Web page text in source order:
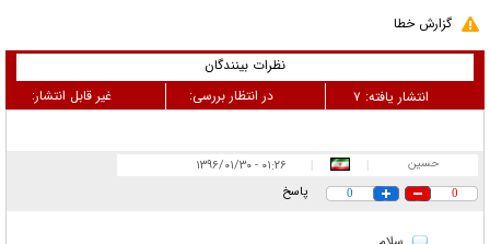
گزارش خطا
نظرات بینندگان
غیر قابل انتشار:
در انتظار بررسی: انتشار یافته: ۷
حسین ۰۱:۲۶ - ۱۳۹۶/۰۱/۳۰
0
0 پاسخ